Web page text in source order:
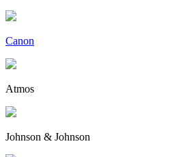
Canon
Atmos
Johnson & Johnson